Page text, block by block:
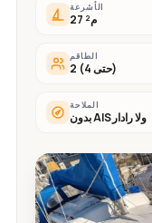
الأشرعة
27 م²
الطاقم
2 (حتى 4)
الملاحة
بدون AIS ولا رادار